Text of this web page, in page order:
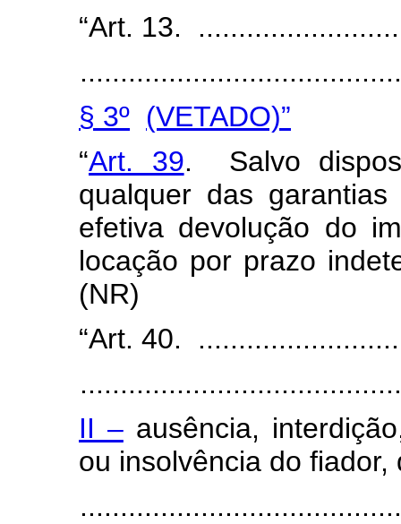
“Art. 13.
§ 3º (VETADO)”
“Art. 39. Salvo
qualquer das
efetiva devolução do
locação por prazo
(NR)
“Art. 40.
II –ausência,
ou insolvência do